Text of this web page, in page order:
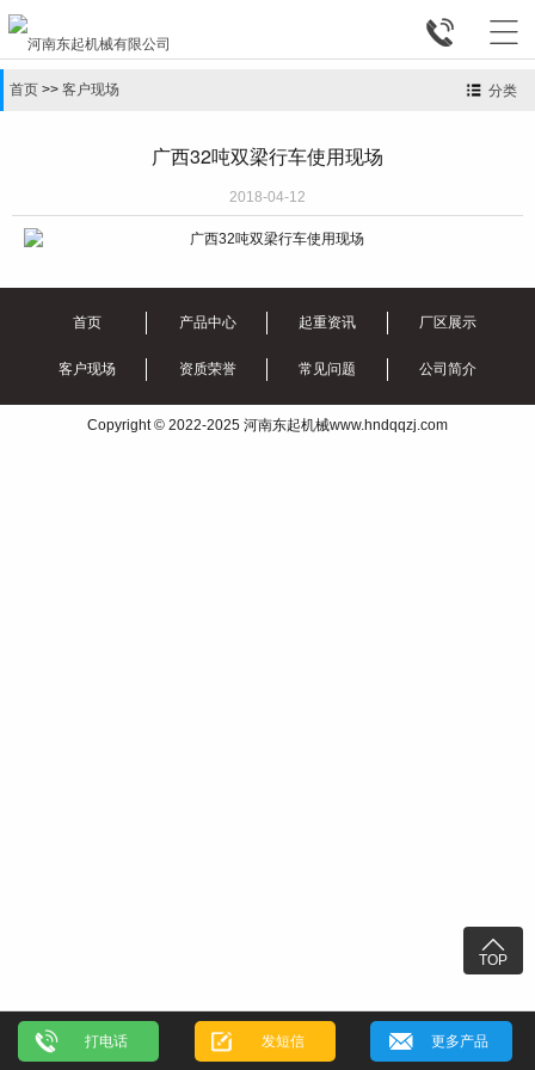


分类
首页 >> 客户现场
广西32吨双梁行车使用现场
2018-04-12

TOP
首页 产品中心 起重资讯 厂区展示
客户现场 资质荣誉 常见问题 公司简介
Copyright © 2022-2025 河南东起机械www.hndqqzj.com
打电话 发短信 更多产品